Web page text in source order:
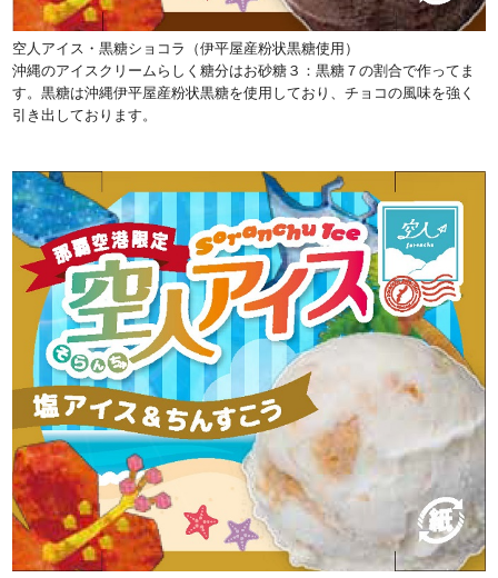
空人アイス・黒糖ショコラ（伊平屋産粉状黒糖使用）
沖縄のアイスクリームらしく糖分はお砂糖３：黒糖７の割合で作ってま
す。黒糖は沖縄伊平屋産粉状黒糖を使用しており、チョコの風味を強く
引き出しております。